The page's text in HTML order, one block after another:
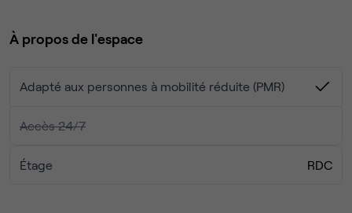
L’accès est possible 7j/7 de 7h à 22h, pour s’adapter à
journée, une semaine ou plus longtemps.
Un lieu simple, fonctionnel et agréable pour retrouver le
et inspirant.
À propos de l'espace
Adapté aux personnes à mobilité réduite (PMR)
Accès 24/7
Étage RDC